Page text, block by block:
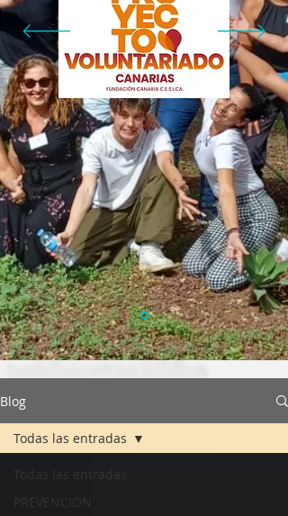
Blog
Todas las entradas
PREVENCIÓN
Todas las entradas